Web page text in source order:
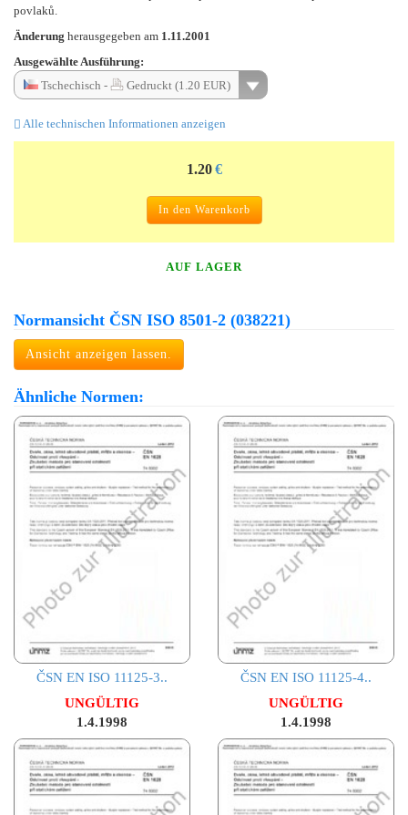
povlaků.
Änderung herausgegeben am 1.11.2001
Ausgewählte Ausführung:
Tschechisch -
Gedruckt (1.20 EUR)
Alle technischen Informationen anzeigen
1.20 €
In den Warenkorb
AUF LAGER
Normansicht ČSN ISO 8501-2 (038221)
Ansicht anzeigen lassen.
Ähnliche Normen:
ČSN EN ISO 11125-3..
UNGÜLTIG
1.4.1998
ČSN EN ISO 11125-4..
UNGÜLTIG
1.4.1998